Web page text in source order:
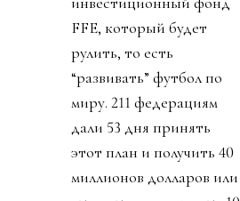
FFE, который будет
рулить, то есть
“развивать” футбол по
миру. 211 федерациям
дали 53 дня принять
этот план и получить 40
миллионов долларов или